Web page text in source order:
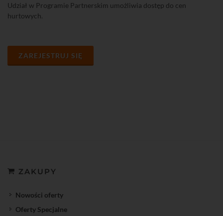
Udział w Programie Partnerskim umożliwia dostęp do cen
hurtowych.
ZAREJESTRUJ SIĘ
ZAKUPY
Nowości oferty
Oferty Specjalne